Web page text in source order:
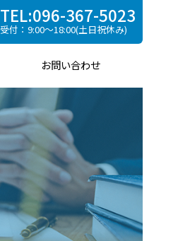
TEL:096-367-5023
受付：9:00～18:00(土日祝休み)
お問い合わせ